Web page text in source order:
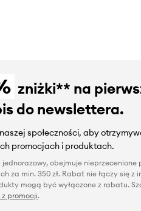
zniżki** na
do newslettera.
społeczności, aby
promocjach i produktach.
obejmuje nieprzecenione
za min. 350 zł. Rabat nie łączy się z
mogą być wyłączone z rabatu.
z promocji.